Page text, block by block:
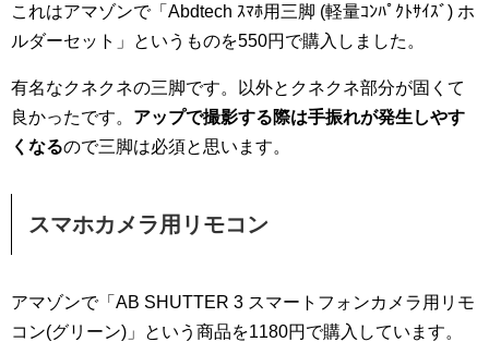
これはアマゾンで「Abdtech ｽﾏﾎ用三脚 (軽量ｺﾝﾊﾟｸﾄｻｲｽﾞ) ホ
ルダーセット」というものを550円で購入しました。
有名なクネクネの三脚です。以外とクネクネ部分が固くて
良かったです。 アップで撮影する際は手振れが発生しやす
くなるので三脚は必須と思います。
スマホカメラ用リモコン
アマゾンで「AB SHUTTER 3 スマートフォンカメラ用リモ
コン(グリーン)」という商品を1180円で購入しています。